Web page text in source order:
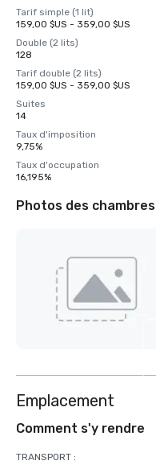
Tarif simple (1 lit)
159,00 $US - 359,00 $US
Double (2 lits)
128
Tarif double (2 lits)
159,00 $US - 359,00 $US
Suites
14
Taux d'imposition
9,75%
Taux d'occupation
16,195%
Photos des chambres
Emplacement
Comment s'y rendre
TRANSPORT :